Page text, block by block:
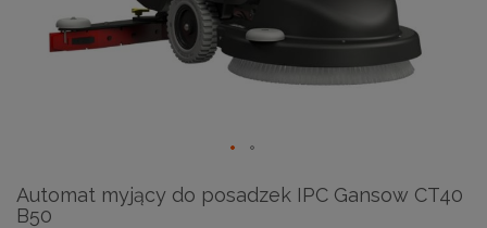
Automat myjący do posadzek IPC Gansow CT40
B50